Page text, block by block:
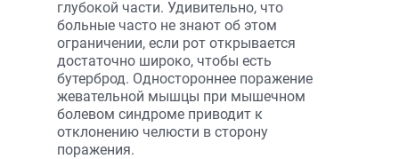
глубокой части. Удивительно, что
больные часто не знают об этом
ограничении, если рот открывается
достаточно широко, чтобы есть
бутерброд. Одностороннее поражение
жевательной мышцы при мышечном
болевом синдроме приводит к
отклонению челюсти в сторону
поражения.